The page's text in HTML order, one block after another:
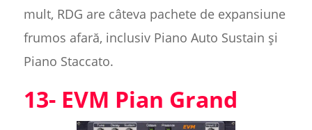
mult, RDG are câteva pachete de expansiune
frumos afară, inclusiv Piano Auto Sustain și
Piano Staccato.
13- EVM Pian Grand